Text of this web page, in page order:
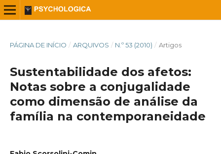
PÁGINA DE INÍCIO / ARQUIVOS / N.º 53 (2010) / Artigos
Sustentabilidade dos afetos:
Notas sobre a conjugalidade
como dimensão de análise da
família na contemporaneidade